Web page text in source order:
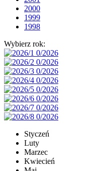
2000
1999
1998
Wybierz rok:
Styczeń
Luty
Marzec
Kwiecień